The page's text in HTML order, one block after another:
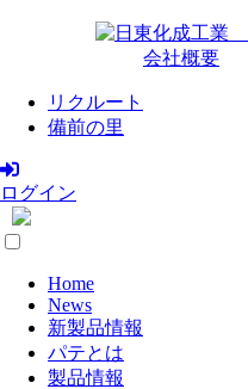
会社概要
リクルート
備前の里
ログイン
Home
News
新製品情報
パテとは
製品情報